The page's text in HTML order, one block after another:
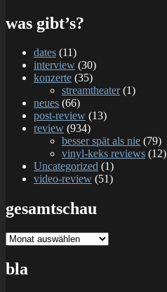
was gibt’s?
dates (11)
interview (30)
konzerte (35)
streamtheater(1)
neues (66)
post-review (13)
review (934)
besser spät als nie (79)
vinyl-keks reviews (12)
Uncategorized (1)
video-review (51)
gesamtschau
gesamtschau
bla